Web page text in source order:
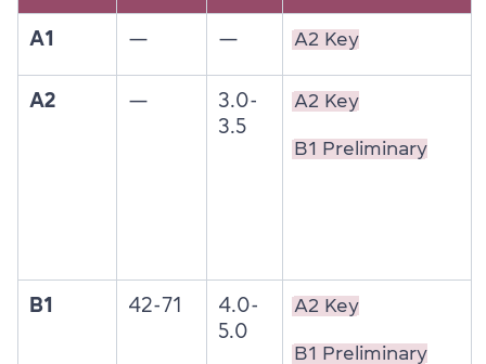
A1 — — A2 Key
A2 —
3.0-
3.5
A2 Key
B1 Preliminary
B1 42-71
4.0-
5.0
A2 Key
B1 Preliminary